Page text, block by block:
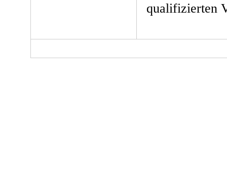
qualifizierten